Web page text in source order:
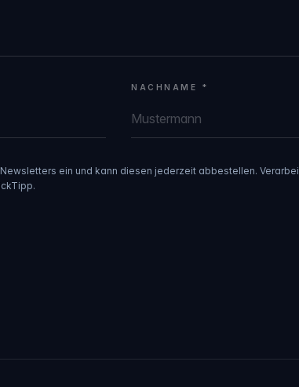
NACHNAME *
ein und kann diesen jederzeit abbestellen.